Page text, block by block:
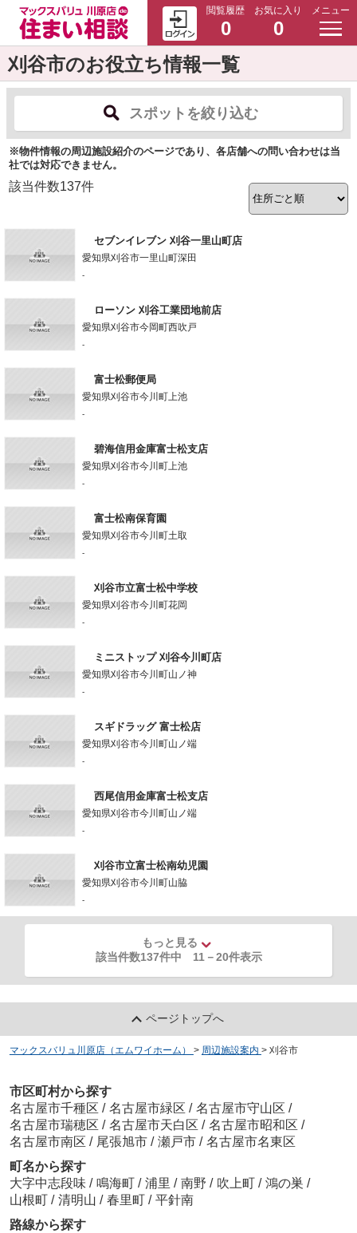
閲覧履歴
0
お気に入り
0
メニュー
刈谷市のお役立ち情報一覧
スポットを絞り込む
※物件情報の周辺施設紹介のページであり、各店舗への問い合わせは当
社では対応できません。
該当件数137件
セブンイレブン 刈谷一里山町店
愛知県刈谷市一里山町深田
-
ローソン 刈谷工業団地前店
愛知県刈谷市今岡町西吹戸
-
富士松郵便局
愛知県刈谷市今川町上池
-
碧海信用金庫富士松支店
愛知県刈谷市今川町上池
-
富士松南保育園
愛知県刈谷市今川町土取
-
刈谷市立富士松中学校
愛知県刈谷市今川町花岡
-
ミニストップ 刈谷今川町店
愛知県刈谷市今川町山ノ神
-
スギドラッグ 富士松店
愛知県刈谷市今川町山ノ端
-
西尾信用金庫富士松支店
愛知県刈谷市今川町山ノ端
-
刈谷市立富士松南幼児園
愛知県刈谷市今川町山脇
-
もっと見る
該当件数137件中 11 －20件表示
ページトップへ
マックスバリュ川原店（エムワイホーム） > 周辺施設案内 > 刈谷市
市区町村から探す
名古屋市千種区 / 名古屋市緑区 / 名古屋市守山区 /
名古屋市瑞穂区 / 名古屋市天白区 / 名古屋市昭和区 /
名古屋市南区 / 尾張旭市 / 瀬戸市 / 名古屋市名東区
町名から探す
大字中志段味 / 鳴海町 / 浦里 / 南野 / 吹上町 / 鴻の巣 /
山根町 / 清明山 / 春里町 / 平針南
路線から探す